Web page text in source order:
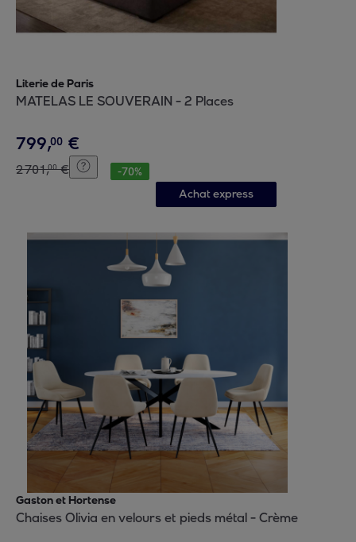
Literie de Paris
MATELAS LE SOUVERAIN - 2 Places
799,00 €
2701,00 € -70%
Achat express
Gaston et Hortense
Chaises Olivia en velours et pieds métal - Crème